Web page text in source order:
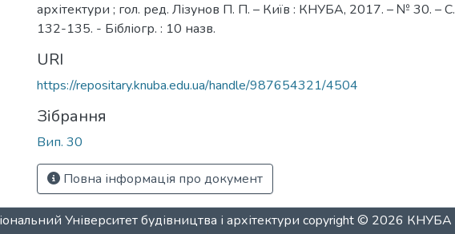
архітектури ; гол. ред. Лізунов П. П. – Київ : КНУБА, 2017. – № 30. – С.
132-135. - Бібліогр. : 10 назв.
URI
https://repositary.knuba.edu.ua/handle/987654321/4504
Зібрання
Вип. 30
Повна інформація про документ
Університет будівництва і архітектури copyright © 2026 КНУБА